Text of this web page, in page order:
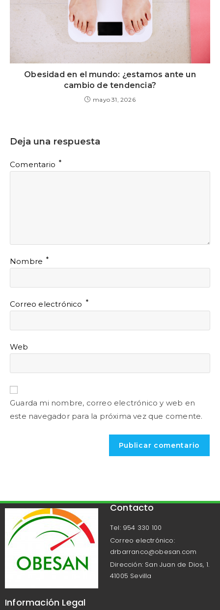
Obesidad en el mundo: ¿estamos ante un
cambio de tendencia?
mayo 31, 2026
Deja una respuesta
Comentario *
Nombre *
Correo electrónico *
Web
Guarda mi nombre, correo electrónico y web en
este navegador para la próxima vez que comente.
Contacto
Tel: 954 330 100
Correo electrónico:
drbarranco@obesan.com
Dirección: San Juan de Dios, 1.
41005 Sevilla
Información Legal